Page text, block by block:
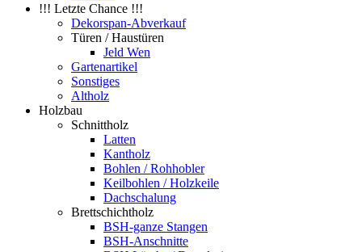
!!! Letzte Chance !!!
Dekorspan-Abverkauf
Türen / Haustüren
Jeld Wen
Gartenartikel
Sonstiges
Altholz
Holzbau
Schnittholz
Latten
Kantholz
Bohlen / Rohhobler
Keilbohlen / Holzkeile
Dachschalung
Brettschichtholz
BSH-ganze Stangen
BSH-Anschnitte